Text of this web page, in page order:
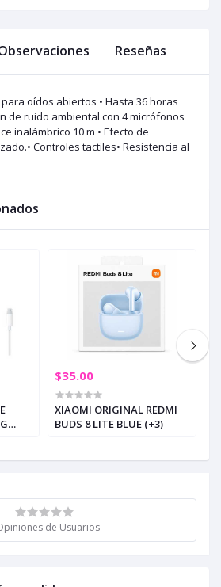
de Usuarios
Reseñas
oídos abiertos • Hasta 36 horas
de ruido ambiental con 4 micrófonos
inalámbrico 10 m • Efecto de
Controles tactiles• Resistencia al
$35.00
XIAOMI ORIGINAL REDMI
BUDS 8 LITE BLUE (+3)